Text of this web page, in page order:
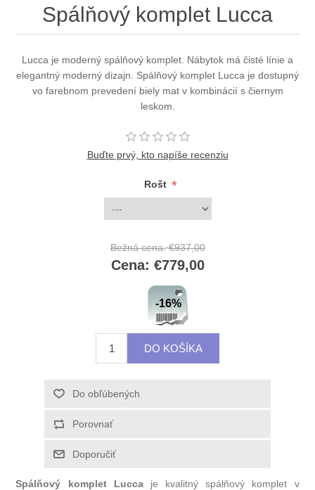
Spálňový komplet Lucca
Lucca je moderný spálňový komplet. Nábytok má čisté línie a
elegantný moderný dizajn. Spálňový komplet Lucca je dostupný
vo farebnom prevedení biely mat v kombinácií s čiernym
leskom.
Buďte prvý, kto napíše recenziu
Rošt *
Bežná cena: €937,00
Cena: €779,00
-16%
Spálňový komplet Luccaje kvalitný spálňový komplet v